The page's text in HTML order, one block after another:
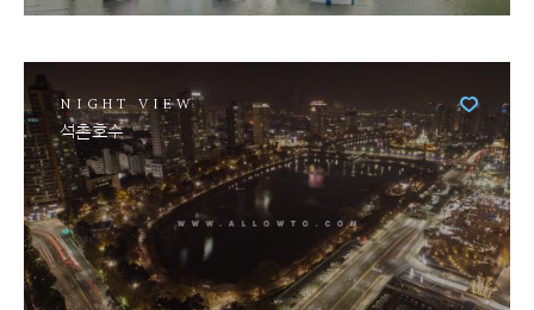
NIGHT VIEW
석촌호수